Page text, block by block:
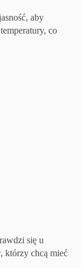
aby
co
się u
którzy chcą mieć